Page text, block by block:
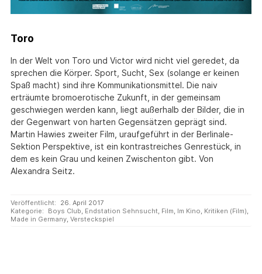
Toro
In der Welt von Toro und Victor wird nicht viel geredet, da
sprechen die Körper. Sport, Sucht, Sex (solange er keinen
Spaß macht) sind ihre Kommunikationsmittel. Die naiv
erträumte bromoerotische Zukunft, in der gemeinsam
geschwiegen werden kann, liegt außerhalb der Bilder, die in
der Gegenwart von harten Gegensätzen geprägt sind.
Martin Hawies zweiter Film, uraufgeführt in der Berlinale-
Sektion Perspektive, ist ein kontrastreiches Genrestück, in
dem es kein Grau und keinen Zwischenton gibt. Von
Alexandra Seitz.
Veröffentlicht:
26. April 2017
Kategorie:
Boys Club, Endstation Sehnsucht, Film, Im Kino, Kritiken (Film),
Made in Germany, Versteckspiel